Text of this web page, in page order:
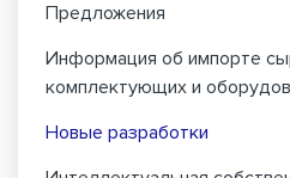
Предложения
Информация об импорте
комплектующих и
Новые разработки